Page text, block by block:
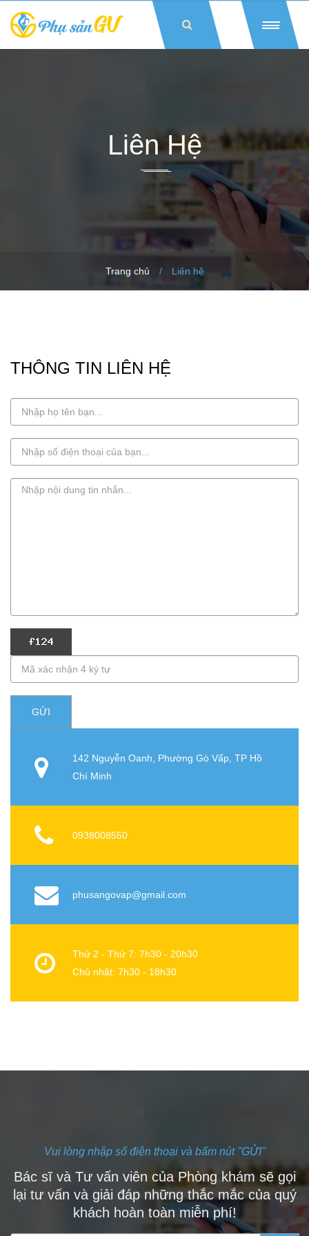
Liên Hệ
Trang chủ / Liên hệ
THÔNG TIN LIÊN HỆ
GỬI
142 Nguyễn Oanh, Phường Gò Vấp, TP Hồ
Chí Minh
0938008550
phusangovap@gmail.com
Thứ 2 - Thứ 7: 7h30 - 20h30
Chủ nhật: 7h30 - 18h30
Vui lòng nhập số điện thoại và bấm nút "GỬI"
Bác sĩ và Tư vấn viên của Phòng khám sẽ gọi
lại tư vấn và giải đáp những thắc mắc của quý
khách hoàn toàn miễn phí!